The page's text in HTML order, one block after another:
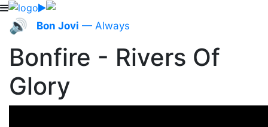
🔊 Bon Jovi — Always
Bonfire - Rivers Of
Glory